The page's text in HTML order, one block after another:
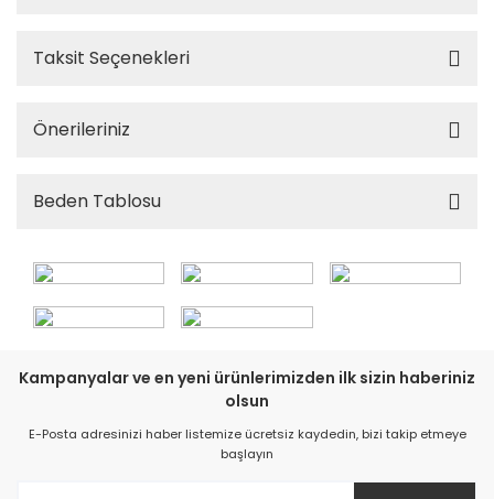
Taksit Seçenekleri
Önerileriniz
Beden Tablosu
Kampanyalar ve en yeni ürünlerimizden ilk sizin haberiniz
olsun
E-Posta adresinizi haber listemize ücretsiz kaydedin, bizi takip etmeye
başlayın